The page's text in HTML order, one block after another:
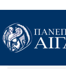
Παράκαμψη προς